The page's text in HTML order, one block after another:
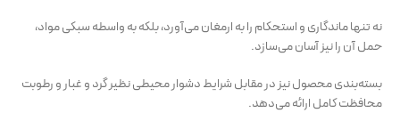
نه تنها ماندگاری و استحکام را به ارمغان می‌آورد، بلکه به واسطه سبکی مواد،
حمل آن را نیز آسان می‌سازد.
بسته‌بندی محصول نیز در مقابل شرایط دشوار محیطی نظیر گرد و غبار و رطوبت
محافظت کامل ارائه می‌دهد.